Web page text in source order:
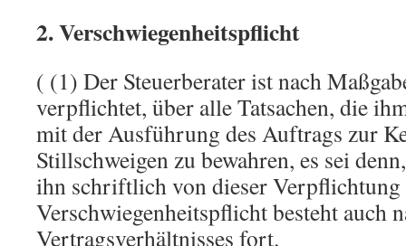
2. Verschwiegenheitspflicht
( (1) Der Steuerberater ist nach
verpflichtet, über alle Tatsachen, die
mit der Ausführung des Auftrags zur
Stillschweigen zu bewahren, es sei
ihn schriftlich von dieser Verpflichtung
Verschwiegenheitspflicht besteht auch
Vertragsverhältnisses fort.